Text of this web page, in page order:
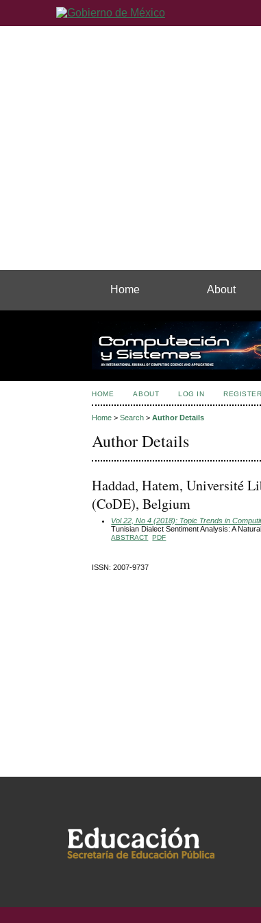
Home About
HOME ABOUT LOG IN REGISTER
Home >Search >Author Details
Author Details
Haddad, Hatem, Université
(CoDE), Belgium
Vol 22, No 4 (2018): Topic Trends in
Tunisian Dialect Sentiment Analysis: A
ABSTRACT PDF
ISSN: 2007-9737